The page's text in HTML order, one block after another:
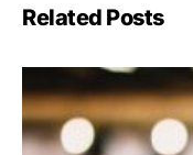
Related Posts